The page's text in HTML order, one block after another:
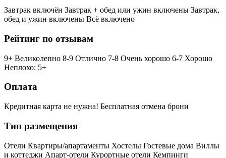
Завтрак включён Завтрак + обед или ужин включены Завтрак,
обед и ужин включены Всё включено
Рейтинг по отзывам
9+ Великолепно 8-9 Отлично 7-8 Очень хорошо 6-7 Хорошо
Неплохо: 5+
Оплата
Кредитная карта не нужна! Бесплатная отмена брони
Тип размещения
Отели Квартиры/апартаменты Хостелы Гостевые дома Виллы
и коттеджи Апарт-отели Курортные отели Кемпинги